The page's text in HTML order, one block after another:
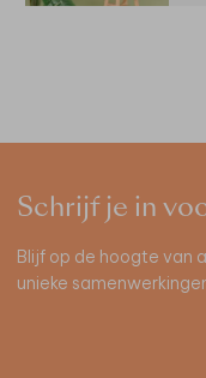
Schrijf je in
Blijf op de hoogte van
unieke